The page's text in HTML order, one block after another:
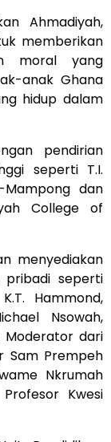
Ahmadiyah,
memberikan
moral yang
anak Ghana
hidup dalam
pendirian
seperti T.I.
Mampong dan
College of
menyediakan
pribadi seperti
Hammond,
Nsowah,
Moderator dari
Sam Prempeh
Nkrumah
Kwesi